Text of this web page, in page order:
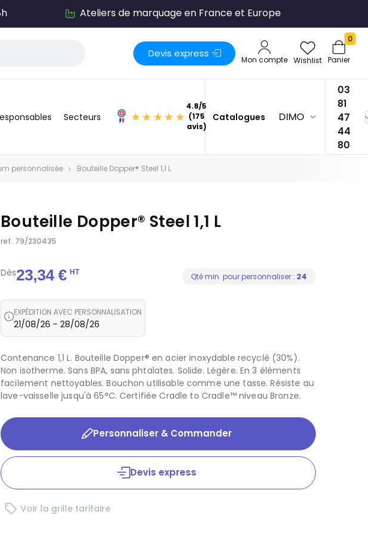
Ateliers de marquage en France et Europe
Devis express
Mon compte Wishlist Panier
0
Secteurs Catalogues DIMO
03
81
47
44
80
personnalisée Bouteille Dopper® Steel 1,1 L
Bouteille Dopper® Steel 1,1 L
ref. 79/230435
Dès23,34 € HT Qté min. pour personnaliser : 24
EXPÉDITION AVEC PERSONNALISATION
21/08/26 - 28/08/26
Contenance 1,1 L. Bouteille Dopper® en acier inoxydable recyclé (30%).
Non isotherme. Sans BPA, sans phtalates. Solide. Légère. En 3 éléments
facilement nettoyables. Bouchon utilisable comme une tasse. Résiste au
lave-vaisselle jusqu'à 65°C. Certifiée Cradle to Cradle™ niveau Bronze.
Personnaliser & Commander
Devis express
Voir la grille tarifaire